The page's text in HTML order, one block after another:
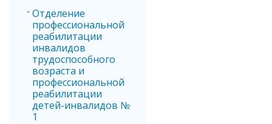
Отделение
профессиональной
реабилитации
инвалидов
трудоспособного
возраста и
профессиональной
реабилитации
детей-инвалидов №
1